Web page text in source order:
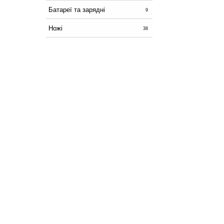
Батареї та зарядні 9
Ножі 38